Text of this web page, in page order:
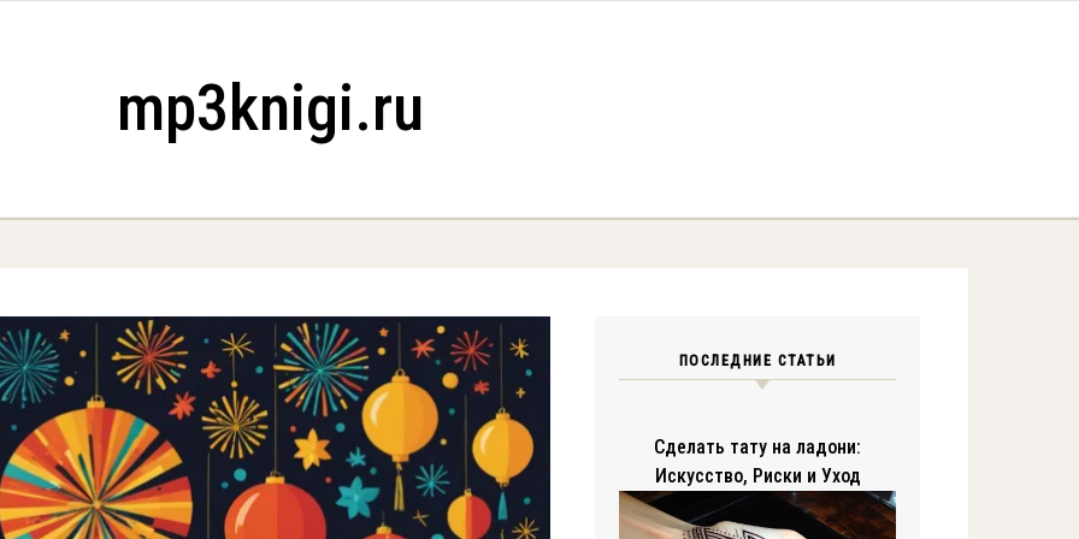
mp3knigi.ru
ПОСЛЕДНИЕ СТАТЬИ
Сделать тату на ладони:
Искусство, Риски и Уход